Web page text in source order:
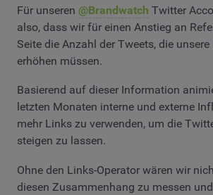
Für unseren @Brandwatch Twitter
also, dass wir für einen Anstieg an
Seite die Anzahl der Tweets, die
erhöhen müssen.
Basierend auf dieser Information
letzten Monaten interne und externe
mehr Links zu verwenden, um die
steigen zu lassen.
Ohne den Links-Operator wären wir
diesen Zusammenhang zu messen